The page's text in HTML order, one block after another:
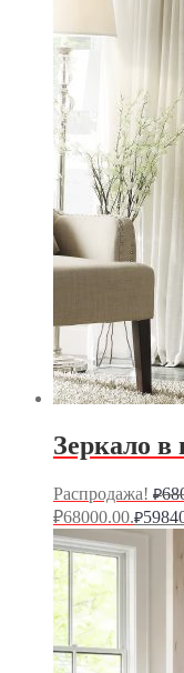
Зеркало в
Распродажа! ₽
₽68000.00.₽